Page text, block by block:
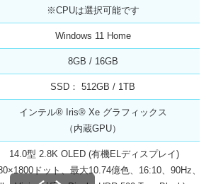
※CPUは選択可能です
Windows 11 Home
8GB / 16GB
SSD： 512GB / 1TB
インテル® Iris® Xe グラフィックス
（内蔵GPU）
14.0型 2.8K OLED (有機ELディスプレイ)
ドット、最大10.74億色、16:10、90Hz、